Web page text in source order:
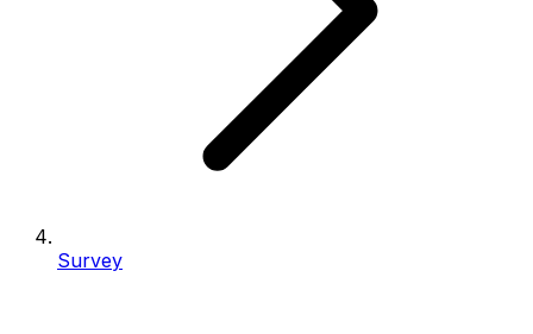
Survey